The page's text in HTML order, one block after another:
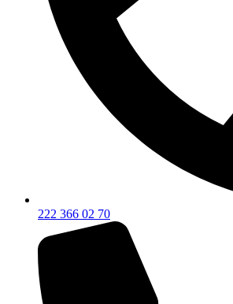
222 366 02 70